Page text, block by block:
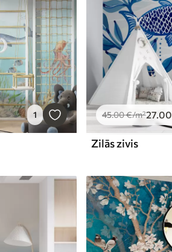
1 45.00€/m²27.00
Zilās zivis